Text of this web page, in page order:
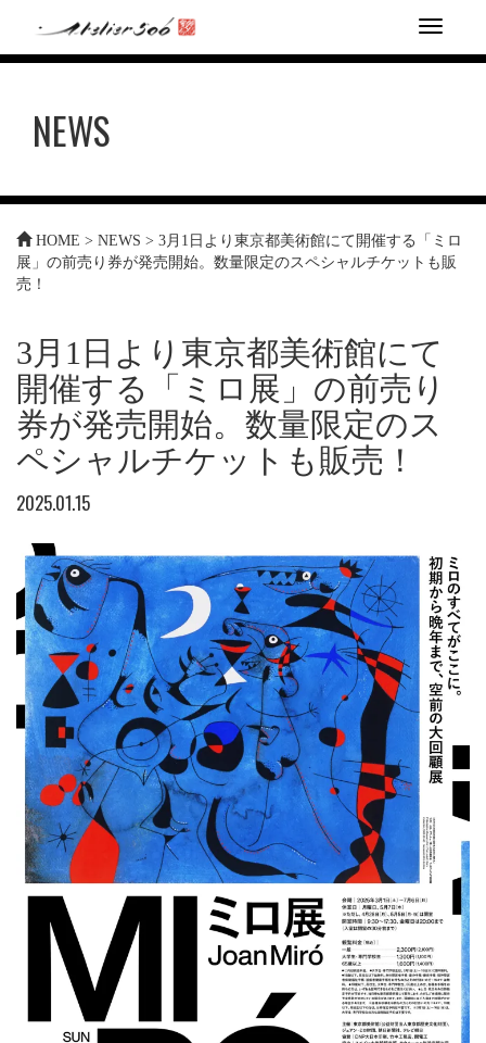
T
v
g
a
NEWS
HOME > NEWS > 3月1日より東京都美術館にて開催する「ミロ
展」の前売り券が発売開始。数量限定のスペシャルチケットも販
売！
3月1日より東京都美術館にて
開催する「ミロ展」の前売り
券が発売開始。数量限定のス
ペシャルチケットも販売！
2025.01.15